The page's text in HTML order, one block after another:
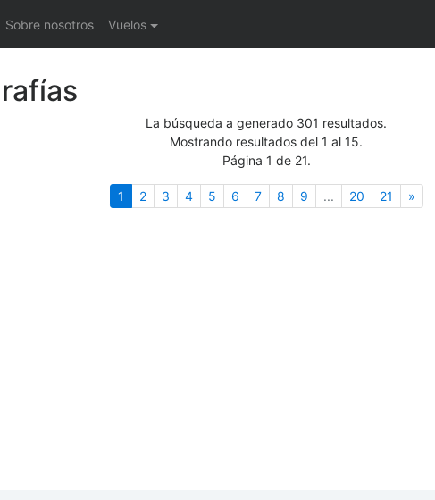
Sobre nosotros Vuelos
La búsqueda a generado 301 resultados.
Mostrando resultados del 1 al 15.
Página 1 de 21.
1 (actual)
2 3 4 5 6 7 8 9 ... 20 21 »